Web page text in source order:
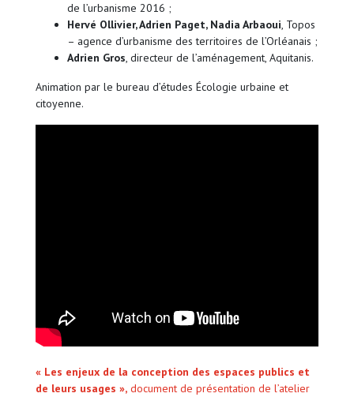
de l’urbanisme 2016 ;
Hervé Ollivier, Adrien Paget, Nadia Arbaoui, Topos
– agence d’urbanisme des territoires de l’Orléanais ;
Adrien Gros, directeur de l’aménagement, Aquitanis.
Animation par le bureau d’études Écologie urbaine et
citoyenne.
« Les enjeux de la conception des espaces publics et
de leurs usages », document de présentation de l’atelier